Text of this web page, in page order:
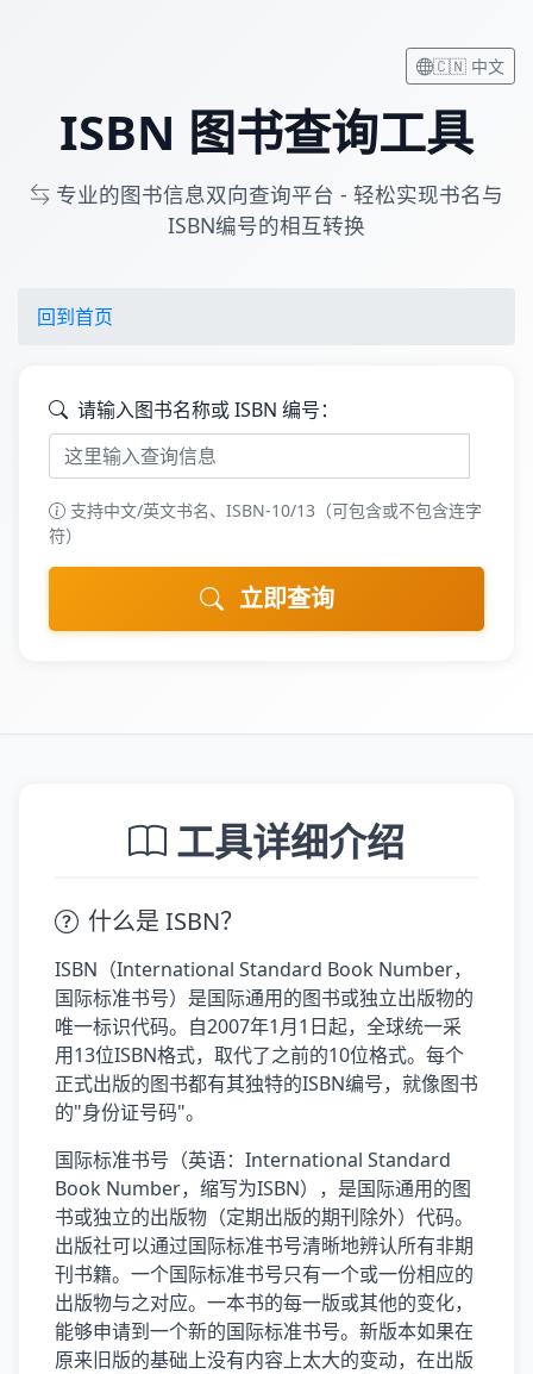
🇨🇳 中文
ISBN 图书查询工具
专业的图书信息双向查询平台 - 轻松实现书名与
ISBN编号的相互转换
回到首页
请输入图书名称或 ISBN 编号：
支持中文/英文书名、ISBN-10/13（可包含或不包含连字
符）
立即查询
工具详细介绍
什么是 ISBN？
ISBN（International Standard Book Number，
国际标准书号）是国际通用的图书或独立出版物的
唯一标识代码。自2007年1月1日起，全球统一采
用13位ISBN格式，取代了之前的10位格式。每个
正式出版的图书都有其独特的ISBN编号，就像图书
的"身份证号码"。
国际标准书号（英语：International Standard
Book Number，缩写为ISBN），是国际通用的图
书或独立的出版物（定期出版的期刊除外）代码。
出版社可以通过国际标准书号清晰地辨认所有非期
刊书籍。一个国际标准书号只有一个或一份相应的
出版物与之对应。一本书的每一版或其他的变化，
能够申请到一个新的国际标准书号。新版本如果在
原来旧版的基础上没有内容上太大的变动，在出版